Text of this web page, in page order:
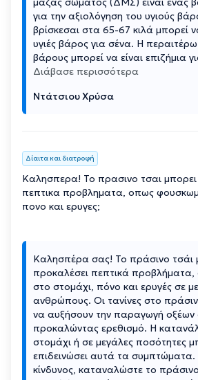
για την αξιολόγηση του υγιούς
βρίσκεσαι στα 65-67 κιλά μπορεί
υγιές βάρος για σένα. Η
βάρους μπορεί να είναι επιζήμια
Διάβασε περισσότερα
Ντάτσιου Χρύσα
Δίαιτα και διατροφή
Καλησπερα! Το πρασινο τσαι
πεπτικα προβληματα, οπως
πονο και ερυγες;
Καλησπέρα σας! Το πράσινο τσάι
προκαλέσει πεπτικά
στο στομάχι, πόνο και ερυγές σε
ανθρώπους. Οι τανίνες στο
να αυξήσουν την παραγωγή οξέων
προκαλώντας ερεθισμό. Η
στομάχι ή σε μεγάλες ποσότητες
επιδεινώσει αυτά τα συμπτώματα.
κίνδυνος, καταναλώστε το